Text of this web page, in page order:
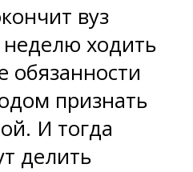
вуз
ходить
обязанности
признать
И тогда
делить